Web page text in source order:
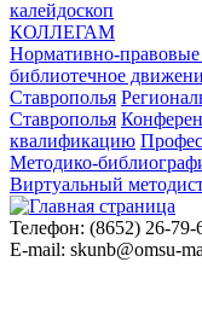
калейдоскоп
КОЛЛЕГАМ
Нормативно-
библиотечное
Ставрополья
Ставрополья
квалификацию
Методико-
Виртуальный
Телефон: (8652) 26-79-
E-mail: skunb@omsu-